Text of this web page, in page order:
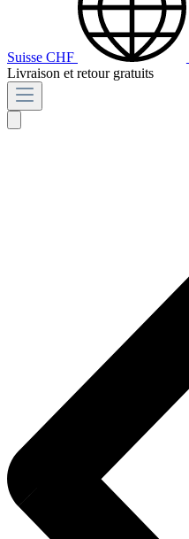
Suisse CHF
Livraison et retour gratuits